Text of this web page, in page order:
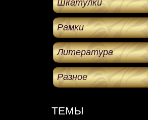
Шкатулки
Рамки
Литература
Разное
ТЕМЫ